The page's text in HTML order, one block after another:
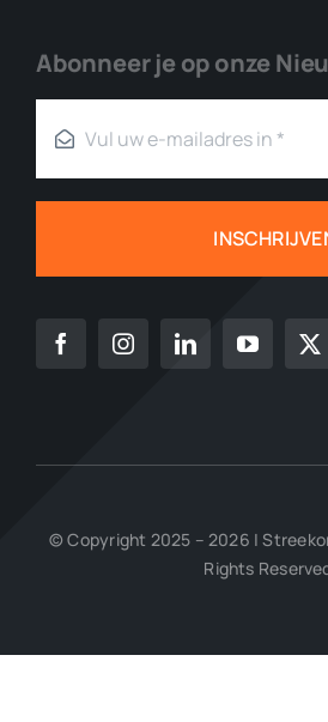
Abonneer je op onze
© Copyright 2025 – 2026 |
Rights